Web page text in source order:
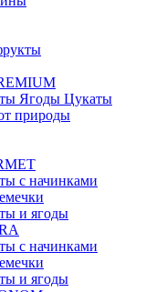
Ягоды Цукаты
природы
с начинками
и ягоды
с начинками
и ягоды